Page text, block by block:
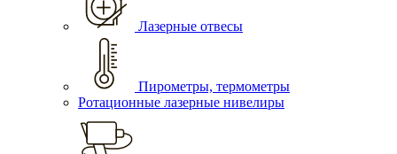
Лазерные отвесы
Пирометры, термометры
Ротационные лазерные нивелиры